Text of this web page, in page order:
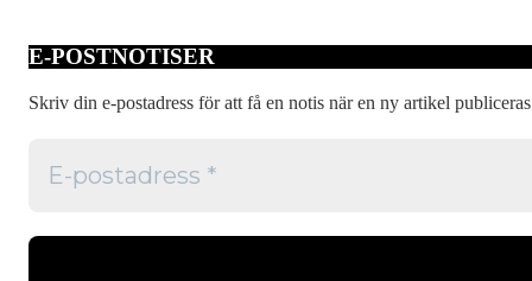
E-POSTNOTISER
Skriv din e-postadress för att få en notis när en ny artikel